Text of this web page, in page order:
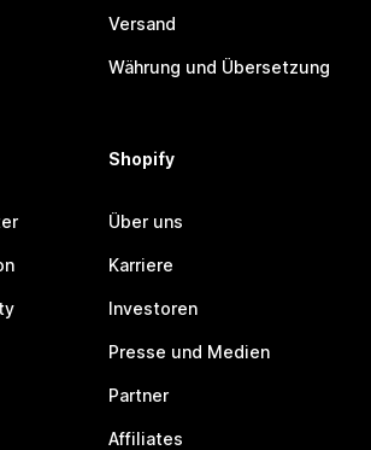
Versand
Währung und Übersetzung
Shopify
Über uns
Karriere
Investoren
Presse und Medien
Partner
Affiliates